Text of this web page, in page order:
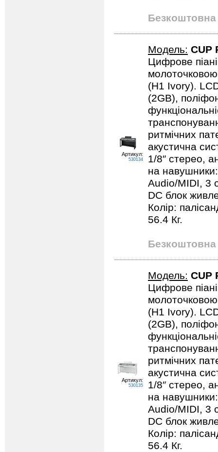
Безкоштовна
Артикул:
530134
Модель: CUP
Цифрове
молоточковою
(H1 Ivory).
(2GB),
ритмічних
акустична
1/8″ стерео,
на
Audio/MIDI, 3
DC блок
Колір:
56.4 Кг.
Безкоштовна
Артикул:
530135
Модель: CUP
Цифрове
молоточковою
(H1 Ivory).
(2GB),
ритмічних
акустична
1/8″ стерео,
на
Audio/MIDI, 3
DC блок
Колір:
56.4 Кг.